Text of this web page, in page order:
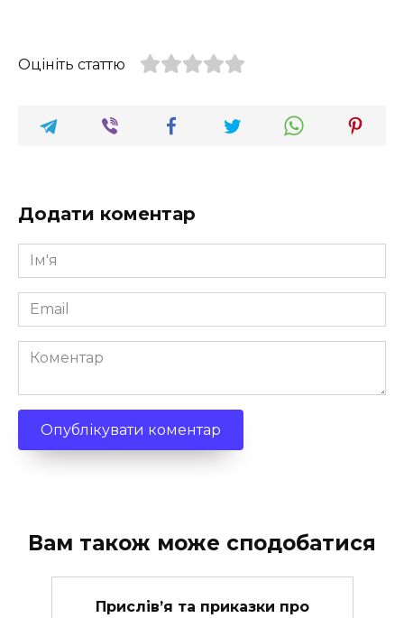
Оцініть статтю
Додати коментар
Ім'я
*
Email
*
Коментар
Вам також може сподобатися
Прислів’я та приказки про